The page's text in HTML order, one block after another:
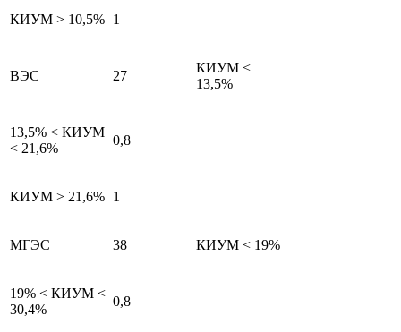
КИУМ > 10,5% 1
ВЭС 27
КИУМ <
13,5%
13,5% < КИУМ
< 21,6%
0,8
КИУМ > 21,6% 1
МГЭС 38 КИУМ < 19%
19% < КИУМ <
30,4%
0,8